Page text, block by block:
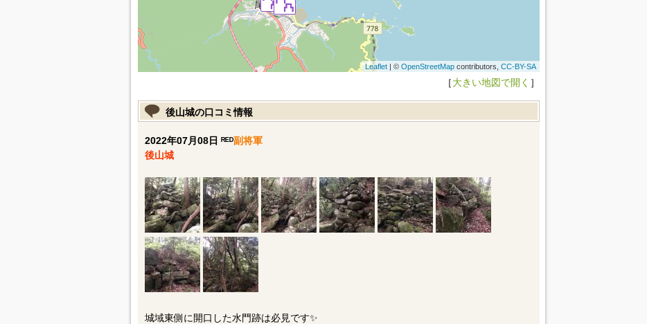
Leaflet| © OpenStreetMapcontributors, CC-BY-SA
［大きい地図で開く ］
後山城の口コミ情報
2022年07月08日 ᴿᴱᴰ副将軍
後山城
城域東側に開口した水門跡は必見です✨